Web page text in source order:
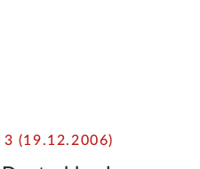
3 (19.12.2006)